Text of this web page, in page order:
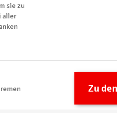
Zu
sie zu
aller